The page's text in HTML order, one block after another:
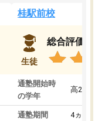
桂駅前校
生徒
総合評価
通塾開始時
の学年
高2
通塾期間 4ヵ月～1